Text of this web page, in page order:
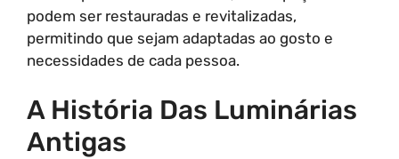
podem ser restauradas e revitalizadas,
permitindo que sejam adaptadas ao gosto e
necessidades de cada pessoa.
A História Das Luminárias
Antigas